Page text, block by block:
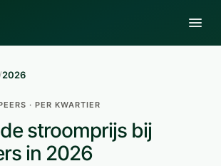
/2026
· PER KWARTIER
stroomprijs bij
in 2026